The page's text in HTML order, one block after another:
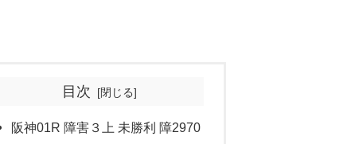
目次
阪神01R 障害３上 未勝利 障2970